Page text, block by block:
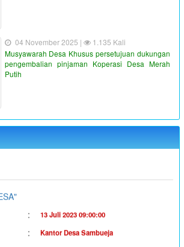
04 November 2025 |
1.135 Kali
Musyawarah Desa Khusus persetujuan dukungan
pengembalian pinjaman Koperasi Desa Merah
Putih
DD TAHUN ANGGARAN 2023"
: Ahmad Syauqi
: Kantor Desa Sambueja
: JUFRI (SEKDES SAMBUEJA)